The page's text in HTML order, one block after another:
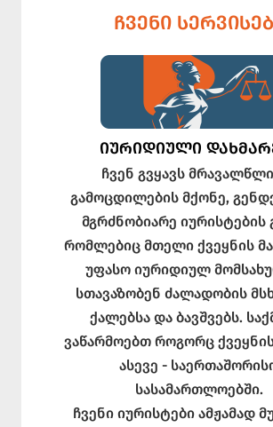
ᲩᲕᲔᲜᲘ
ᲘᲣᲠᲘᲓᲘᲣᲚᲘ
ჩვენ გვყავს
გამოცდილების მქონე,
მგრძნობიარე იურისტების
რომლებიც მთელი ქვეყნის
უფასო იურიდიულ
სთავაზობენ ძალადობის
ქალებსა და ბავშვებს.
ვაწარმოებთ როგორც
ასევე -
სასამართლოებში.
ჩვენი იურისტები ამჟამად